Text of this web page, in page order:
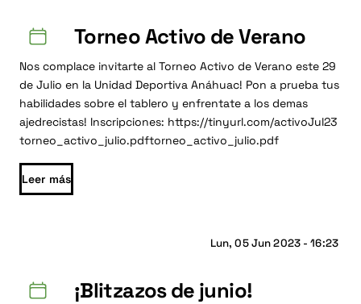
Torneo Activo de Verano
Nos complace invitarte al Torneo Activo de Verano este 29
de Julio en la Unidad Deportiva Anáhuac! Pon a prueba tus
habilidades sobre el tablero y enfrentate a los demas
ajedrecistas! Inscripciones: https://tinyurl.com/activoJul23
torneo_activo_julio.pdftorneo_activo_julio.pdf
Leer más
Lun, 05 Jun 2023 - 16:23
¡Blitzazos de junio!